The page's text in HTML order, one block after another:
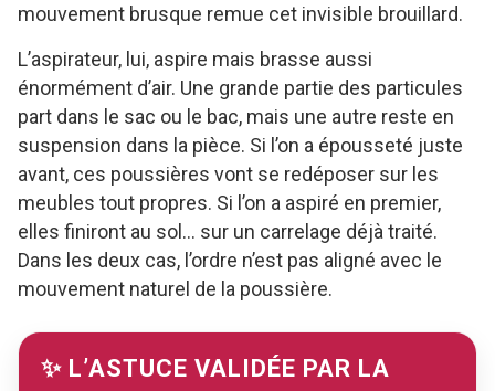
mouvement brusque remue cet invisible brouillard.
L’aspirateur, lui, aspire mais brasse aussi
énormément d’air. Une grande partie des particules
part dans le sac ou le bac, mais une autre reste en
suspension dans la pièce. Si l’on a épousseté juste
avant, ces poussières vont se redéposer sur les
meubles tout propres. Si l’on a aspiré en premier,
elles finiront au sol… sur un carrelage déjà traité.
Dans les deux cas, l’ordre n’est pas aligné avec le
mouvement naturel de la poussière.
✨ L’ASTUCE VALIDÉE PAR LA